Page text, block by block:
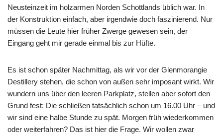
Neusteinzeit im holzarmen Norden Schottlands üblich war. In
der Konstruktion einfach, aber irgendwie doch faszinierend. Nur
müssen die Leute hier früher Zwerge gewesen sein, der
Eingang geht mir gerade einmal bis zur Hüfte.
Es ist schon später Nachmittag, als wir vor der Glenmorangie
Destillery stehen, die schon von außen sehr imposant wirkt. Wir
wundern uns über den leeren Parkplatz, stellen aber sofort den
Grund fest: Die schließen tatsächlich schon um 16.00 Uhr – und
wir sind eine halbe Stunde zu spät. Morgen früh wiederkommen
oder weiterfahren? Das ist hier die Frage. Wir wollen zwar